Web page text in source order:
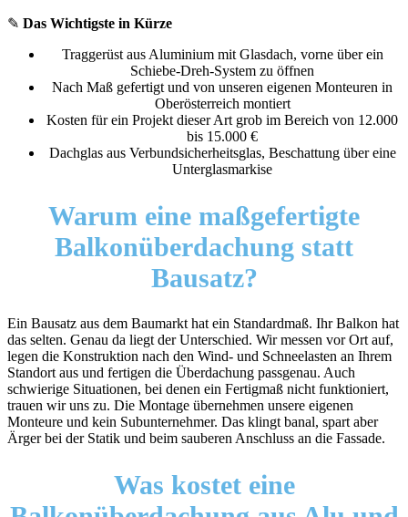
✎ Das Wichtigste in Kürze
Traggerüst aus Aluminium mit Glasdach, vorne über ein
Schiebe-Dreh-System zu öffnen
Nach Maß gefertigt und von unseren eigenen Monteuren in
Oberösterreich montiert
Kosten für ein Projekt dieser Art grob im Bereich von 12.000
bis 15.000 €
Dachglas aus Verbundsicherheitsglas, Beschattung über eine
Unterglasmarkise
Warum eine maßgefertigte
Balkonüberdachung statt
Bausatz?
Ein Bausatz aus dem Baumarkt hat ein Standardmaß. Ihr Balkon hat
das selten. Genau da liegt der Unterschied. Wir messen vor Ort auf,
legen die Konstruktion nach den Wind- und Schneelasten an Ihrem
Standort aus und fertigen die Überdachung passgenau. Auch
schwierige Situationen, bei denen ein Fertigmaß nicht funktioniert,
trauen wir uns zu. Die Montage übernehmen unsere eigenen
Monteure und kein Subunternehmer. Das klingt banal, spart aber
Ärger bei der Statik und beim sauberen Anschluss an die Fassade.
Was kostet eine